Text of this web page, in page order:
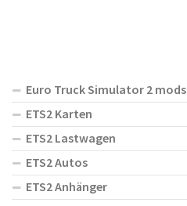
Euro Truck Simulator 2 mods
ETS2 Karten
ETS2 Lastwagen
ETS2 Autos
ETS2 Anhänger